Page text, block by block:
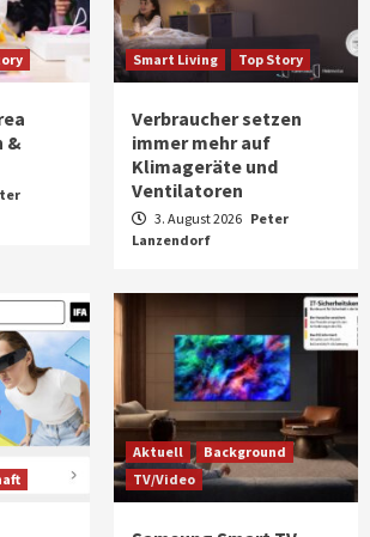
&
Smart Living Top Story
Verbraucher setzen
immer mehr auf
Klimageräte und
Ventilatoren
3. August 2026 Peter
Lanzendorf
Aktuell
Background
TV/Video